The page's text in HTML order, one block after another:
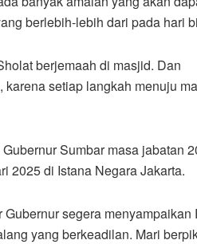
berlebih-lebih dari pada hari
berjemaah di masjid. Dan
setiap langkah menuju
Sumbar masa jabatan
2025 di Istana Negara Jakarta.
segera
yang berkeadilan. Mari